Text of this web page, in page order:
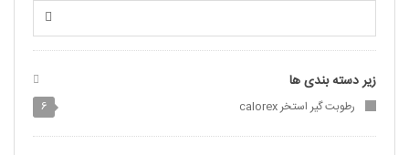
زیر دسته بندی ها
رطوبت گیر استخر calorex 6